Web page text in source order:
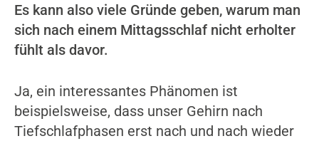
Es kann also viele Gründe geben, warum man
sich nach einem Mittagsschlaf nicht erholter
fühlt als davor.
Ja, ein interessantes Phänomen ist
beispielsweise, dass unser Gehirn nach
Tiefschlafphasen erst nach und nach wieder